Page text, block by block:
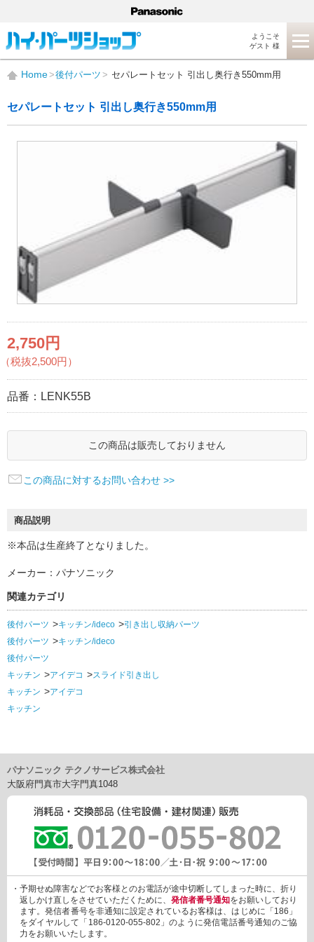
ようこそ
ゲスト 様
Home 後付パーツ セパレートセット 引出し奥行き550mm用
セパレートセット 引出し奥行き550mm用
2,750円
（税抜2,500円）
品番： LENK55B
この商品は販売しておりません
この商品に対するお問い合わせ >>
商品説明
※本品は生産終了となりました。
メーカー：パナソニック
関連カテゴリ
後付パーツ キッチン/ideco
引き出し収納パーツ
後付パーツ
キッチン/ideco
後付パーツ
キッチン
アイデコ
スライド引き出し
キッチン
アイデコ
キッチン
パナソニック テクノサービス株式会社
大阪府門真市大字門真1048
・予期せぬ障害などでお客様とのお電話が途中切断してしまった時に、折り
返しかけ直しをさせていただくために、 発信者番号通知をお願いしており
ます。発信者番号を非通知に設定されているお客様は、はじめに「186」
をダイヤルして「186-0120-055-802」のように発信電話番号通知のご協
力をお願いいたします。